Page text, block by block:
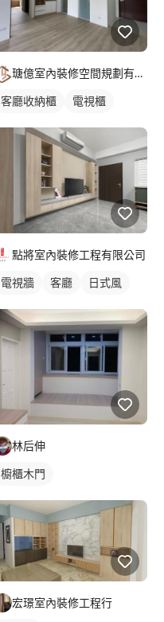
瑭億室內裝修空間規劃有限公司
客廳收納櫃 電視櫃
點將室內裝修工程有限公司
電視牆 客廳 日式風
林后伸
櫥櫃木門
宏璟室內裝修工程行